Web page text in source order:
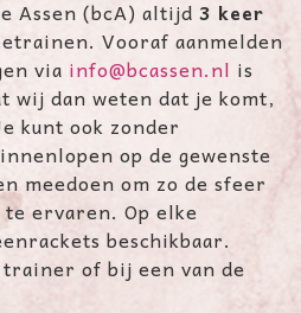
Assen (bcA) altijd 3 keer
Vooraf aanmelden
via info@bcassen.nl is
wij dan weten dat je komt,
kunt ook zonder
op de gewenste
meedoen om zo de sfeer
ervaren. Op elke
beschikbaar.
of bij een van de